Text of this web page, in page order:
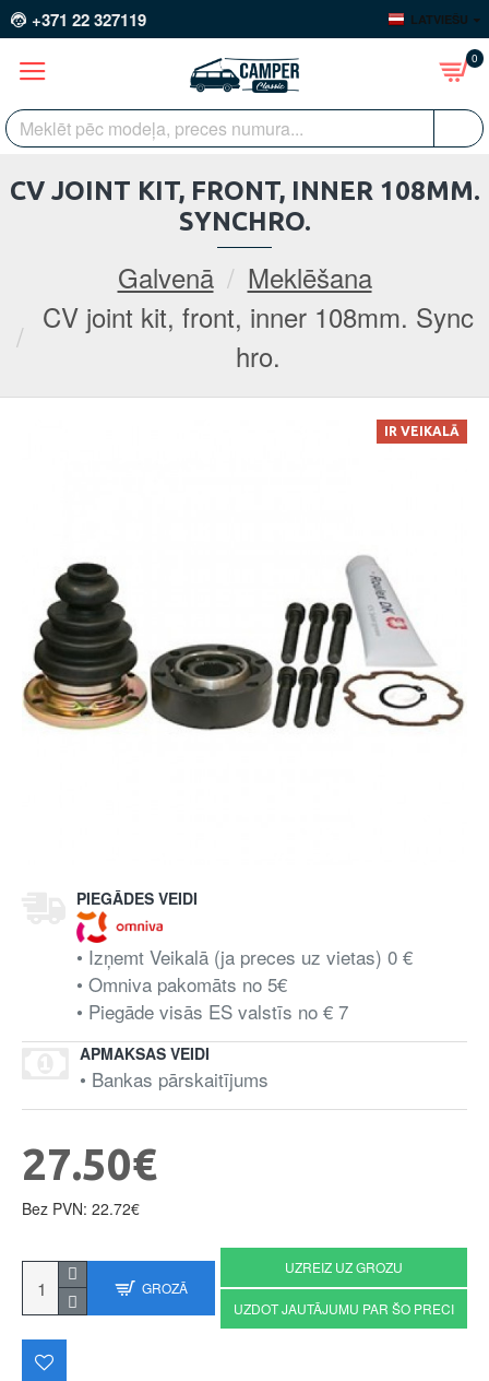
+371 22 327119 LATVIEŠU
0
Galvenā
Meklēšana
CV joint kit, front, inner 108mm. Sync
hro.
CV JOINT KIT, FRONT, INNER 108MM.
SYNCHRO.
IR VEIKALĀ
PIEGĀDES VEIDI
• Izņemt Veikalā (ja preces uz vietas) 0 €
• Omniva pakomāts no 5€
• Piegāde visās ES valstīs no € 7
APMAKSAS VEIDI
• Bankas pārskaitījums
27.50€
Bez PVN: 22.72€
GROZĀ
UZREIZ UZ GROZU
UZDOT JAUTĀJUMU PAR ŠO PRECI